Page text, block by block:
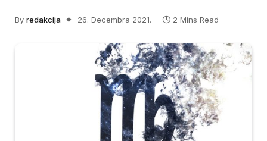
By redakcija 26. Decembra 2021. 2 Mins Read